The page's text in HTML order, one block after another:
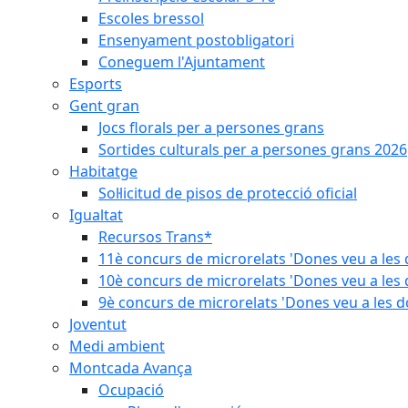
Escoles bressol
Ensenyament postobligatori
Coneguem l'Ajuntament
Esports
Gent gran
Jocs florals per a persones grans
Sortides culturals per a persones grans 2026
Habitatge
Sol·licitud de pisos de protecció oficial
Igualtat
Recursos Trans*
11è concurs de microrelats 'Dones veu a les
10è concurs de microrelats 'Dones veu a les
9è concurs de microrelats 'Dones veu a les
Joventut
Medi ambient
Montcada Avança
Ocupació